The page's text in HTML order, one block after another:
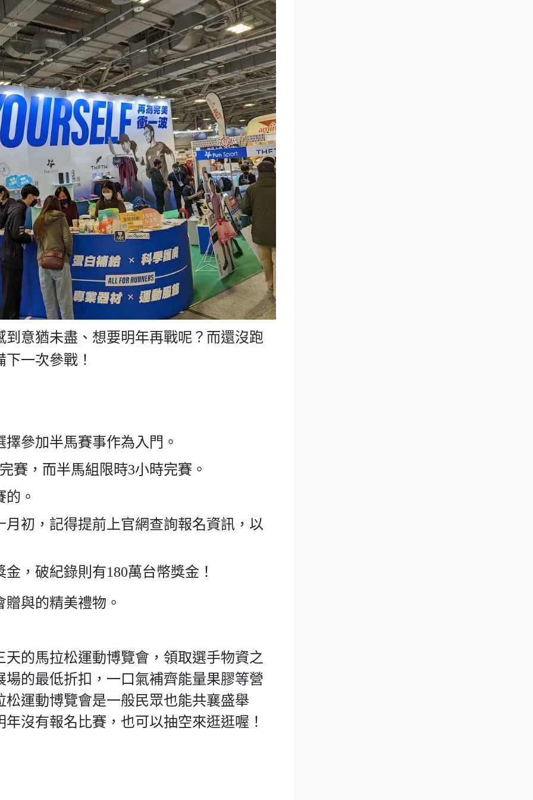
意猶未盡、想要明年再戰呢？而還沒跑
一次參戰！
參加半馬賽事作為入門。
賽，而半馬組限時3小時完賽 。
。
月初，記得提前上官網查詢報名資訊，以
，破紀錄則有180萬台幣獎金！
與的精美禮物。
的馬拉松運動博覽會，領取選手物資之
的最低折扣，一口氣補齊能量果膠等營
運動博覽會是一般民眾也能共襄盛舉
沒有報名比賽，也可以抽空來逛逛喔！